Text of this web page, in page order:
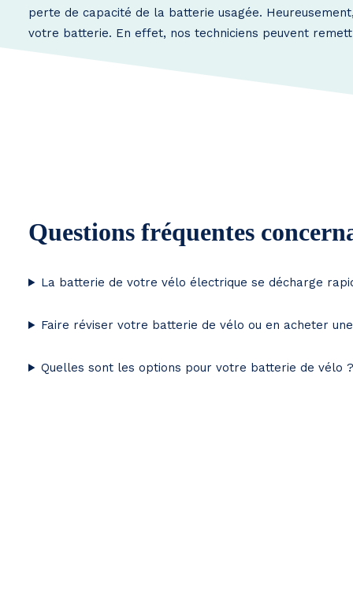
perte de capacité de la batterie usagée.
votre batterie. En effet, nos techniciens peuvent
Questions fréquentes
La batterie de votre vélo électrique se décharge
Faire réviser votre batterie de vélo ou en acheter
Quelles sont les options pour votre batterie de vélo ?